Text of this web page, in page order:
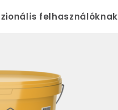
felhasználóknak